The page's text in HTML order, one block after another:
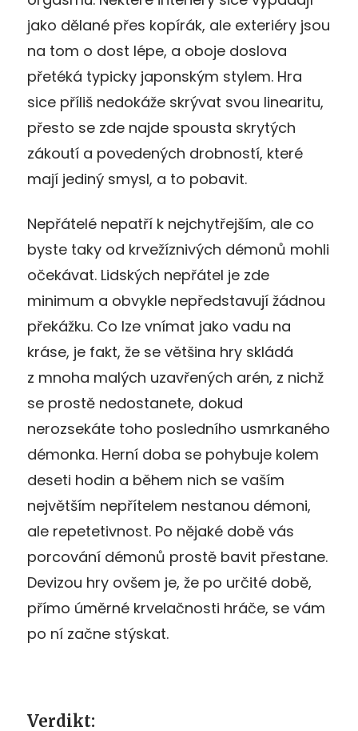
jako dělané přes kopírák, ale exteriéry jsou
na tom o dost lépe, a oboje doslova
přetéká typicky japonským stylem. Hra
sice příliš nedokáže skrývat svou linearitu,
přesto se zde najde spousta skrytých
zákoutí a povedených drobností, které
mají jediný smysl, a to pobavit.
Nepřátelé nepatří k nejchytřejším, ale co
byste taky od krvežíznivých démonů mohli
očekávat. Lidských nepřátel je zde
minimum a obvykle nepředstavují žádnou
překážku. Co lze vnímat jako vadu na
kráse, je fakt, že se většina hry skládá
z mnoha malých uzavřených arén, z nichž
se prostě nedostanete, dokud
nerozsekáte toho posledního usmrkaného
démonka. Herní doba se pohybuje kolem
deseti hodin a během nich se vaším
největším nepřítelem nestanou démoni,
ale repetetivnost. Po nějaké době vás
porcování démonů prostě bavit přestane.
Devizou hry ovšem je, že po určité době,
přímo úměrné krvelačnosti hráče, se vám
po ní začne stýskat.
Verdikt: